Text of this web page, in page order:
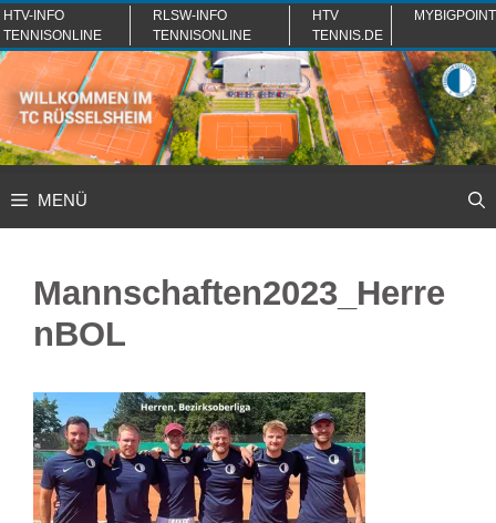
Zum
Inhalt
springen
HTV-INFO
TENNISONLINE
RLSW-INFO
TENNISONLINE
HTV
TENNIS.DE
MYBIGPOINT
MENÜ
Mannschaften2023_Herre
nBOL